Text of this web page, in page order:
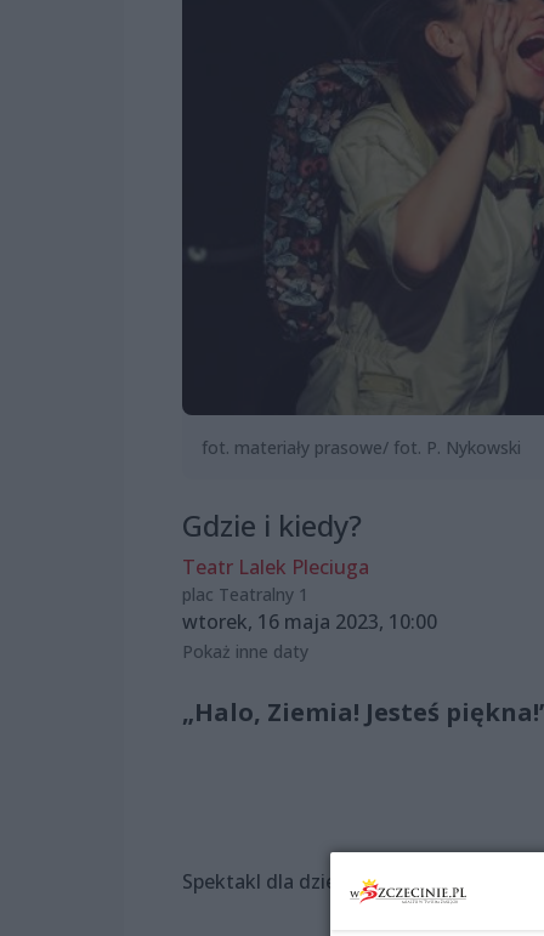
fot. materiały prasowe/ fot. P. Nykowski
Gdzie i kiedy?
Teatr Lalek Pleciuga
plac Teatralny 1
wtorek, 16 maja 2023, 10:00
Pokaż inne daty
„Halo, Ziemia! Jesteś
Spektakl dla dzieci od 3. roku życia.